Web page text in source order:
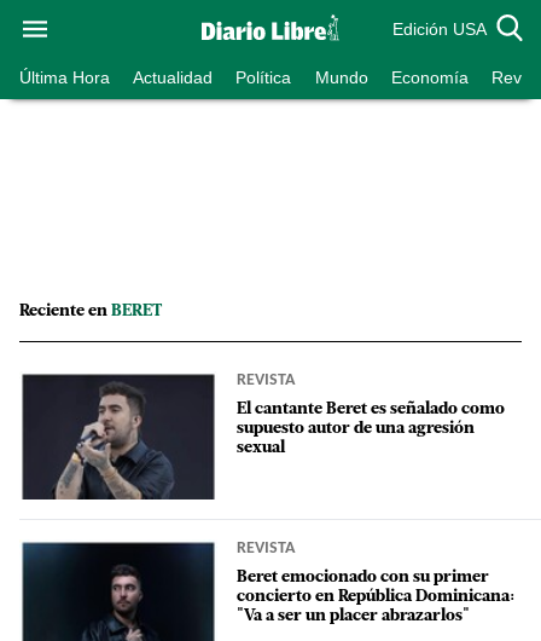
Edición USA
Última Hora Actualidad Política Mundo Economía
Reciente en BERET
REVISTA
El cantante Beret es señalado como
supuesto autor de una agresión
sexual
REVISTA
Beret emocionado con su primer
concierto en República Dominicana:
"Va a ser un placer abrazarlos"